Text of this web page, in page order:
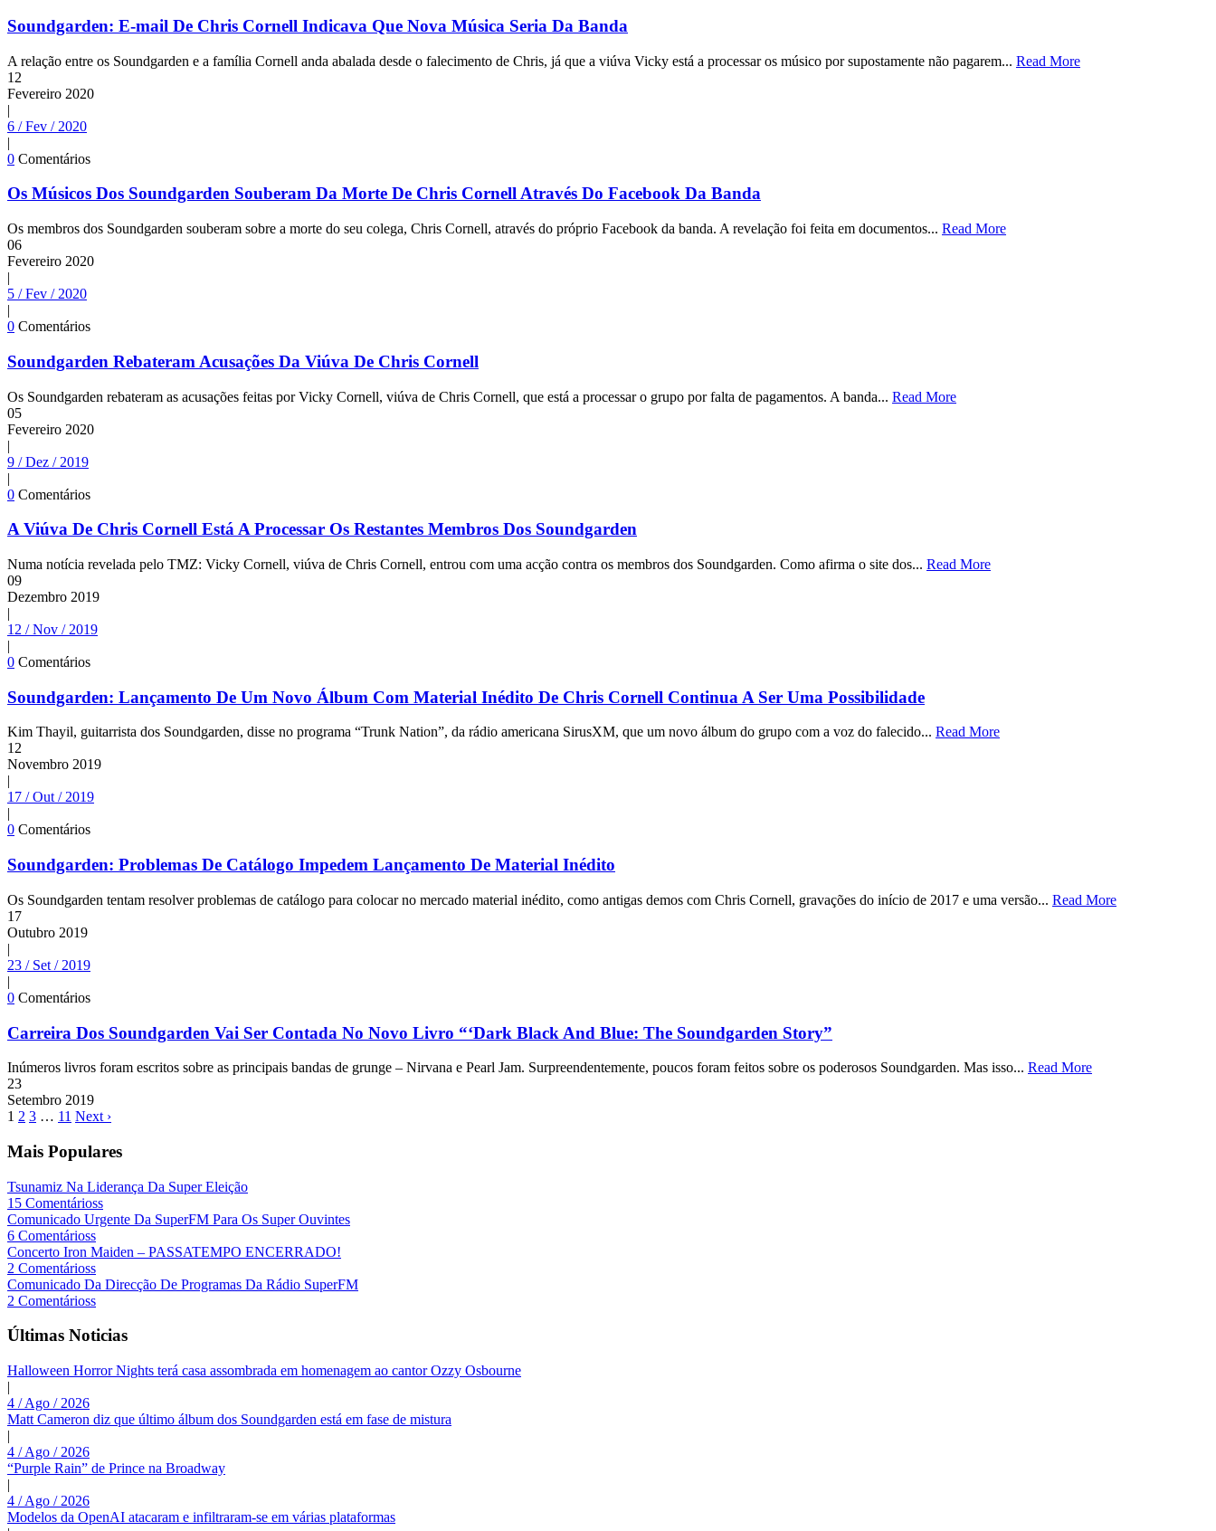
Soundgarden: E-mail De Chris Cornell Indicava Que Nova Música Seria Da Banda
A relação entre os Soundgarden e a família Cornell anda abalada desde o falecimento de Chris, já que a viúva Vicky está a processar os músico por supostamente não pagarem... Read More
12
Fevereiro 2020
|
6 / Fev / 2020
|
0 Comentários
Os Músicos Dos Soundgarden Souberam Da Morte De Chris Cornell Através Do Facebook Da Banda
Os membros dos Soundgarden souberam sobre a morte do seu colega, Chris Cornell, através do próprio Facebook da banda. A revelação foi feita em documentos... Read More
06
Fevereiro 2020
|
5 / Fev / 2020
|
0 Comentários
Soundgarden Rebateram Acusações Da Viúva De Chris Cornell
Os Soundgarden rebateram as acusações feitas por Vicky Cornell, viúva de Chris Cornell, que está a processar o grupo por falta de pagamentos. A banda... Read More
05
Fevereiro 2020
|
9 / Dez / 2019
|
0 Comentários
A Viúva De Chris Cornell Está A Processar Os Restantes Membros Dos Soundgarden
Numa notícia revelada pelo TMZ: Vicky Cornell, viúva de Chris Cornell, entrou com uma acção contra os membros dos Soundgarden. Como afirma o site dos... Read More
09
Dezembro 2019
|
12 / Nov / 2019
|
0 Comentários
Soundgarden: Lançamento De Um Novo Álbum Com Material Inédito De Chris Cornell Continua A Ser Uma Possibilidade
Kim Thayil, guitarrista dos Soundgarden, disse no programa “Trunk Nation”, da rádio americana SirusXM, que um novo álbum do grupo com a voz do falecido... Read More
12
Novembro 2019
|
17 / Out / 2019
|
0 Comentários
Soundgarden: Problemas De Catálogo Impedem Lançamento De Material Inédito
Os Soundgarden tentam resolver problemas de catálogo para colocar no mercado material inédito, como antigas demos com Chris Cornell, gravações do início de 2017 e uma versão... Read More
17
Outubro 2019
|
23 / Set / 2019
|
0 Comentários
Carreira Dos Soundgarden Vai Ser Contada No Novo Livro “‘Dark Black And Blue: The Soundgarden Story”
Inúmeros livros foram escritos sobre as principais bandas de grunge – Nirvana e Pearl Jam. Surpreendentemente, poucos foram feitos sobre os poderosos Soundgarden. Mas isso... Read More
23
Setembro 2019
1 2 3 … 11 Next ›
Mais Populares
Tsunamiz Na Liderança Da Super Eleição
15 Comentárioss
Comunicado Urgente Da SuperFM Para Os Super Ouvintes
6 Comentárioss
Concerto Iron Maiden – PASSATEMPO ENCERRADO!
2 Comentárioss
Comunicado Da Direcção De Programas Da Rádio SuperFM
2 Comentárioss
Últimas Noticias
Halloween Horror Nights terá casa assombrada em homenagem ao cantor Ozzy Osbourne
|
4 / Ago / 2026
Matt Cameron diz que último álbum dos Soundgarden está em fase de mistura
|
4 / Ago / 2026
“Purple Rain” de Prince na Broadway
|
4 / Ago / 2026
Modelos da OpenAI atacaram e infiltraram-se em várias plataformas